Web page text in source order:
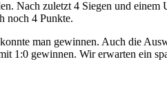
Nach zuletzt 4 Siegen und
noch 4 Punkte.
man gewinnen. Auch die
1:0 gewinnen. Wir erwarten ein